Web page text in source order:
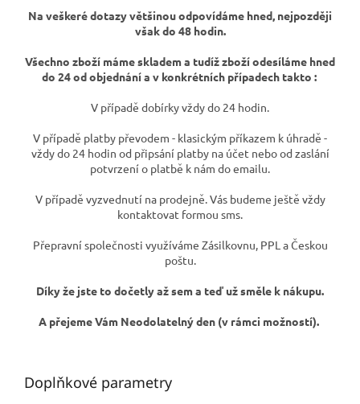
Na veškeré dotazy většinou odpovídáme hned, nejpozději
však do 48 hodin.
Všechno zboží máme skladem a tudíž zboží odesíláme hned
do 24 od objednání a v konkrétních případech takto :
V případě dobírky vždy do 24 hodin.
V případě platby převodem - klasickým příkazem k úhradě -
vždy do 24 hodin od připsání platby na účet nebo od zaslání
potvrzení o platbě k nám do emailu.
V případě vyzvednutí na prodejně. Vás budeme ještě vždy
kontaktovat formou sms.
Přepravní společnosti využíváme Zásilkovnu, PPL a Českou
poštu.
Díky že jste to dočetly až sem a teď už směle k nákupu.
A přejeme Vám Neodolatelný den (v rámci možností).
Doplňkové parametry